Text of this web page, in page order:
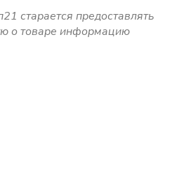
старается предоставлять
о товаре информацию